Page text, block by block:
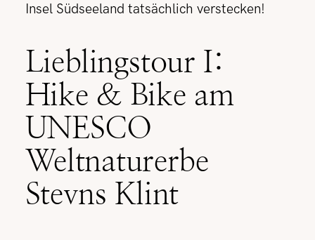
Insel Südseeland tatsächlich verstecken!
Lieblingstour I:
Hike & Bike am
UNESCO
Weltnaturerbe
Stevns Klint